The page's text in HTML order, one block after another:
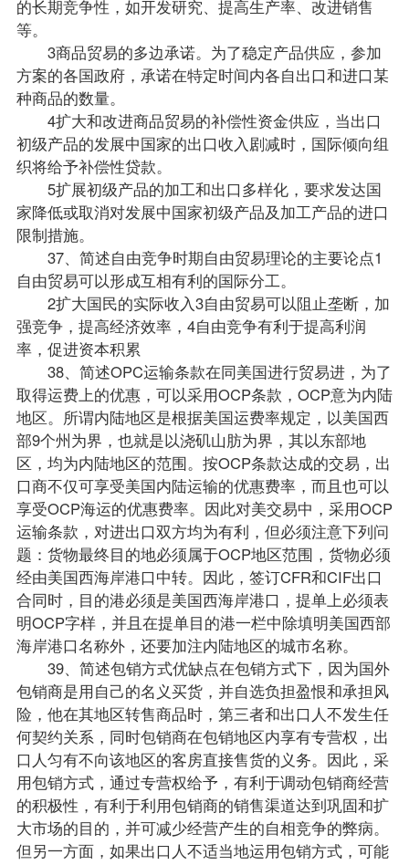
的长期竞争性，如开发研究、提高生产率、改进销售
等。
3商品贸易的多边承诺。为了稳定产品供应，参加
方案的各国政府，承诺在特定时间内各自出口和进口某
种商品的数量。
4扩大和改进商品贸易的补偿性资金供应，当出口
初级产品的发展中国家的出口收入剧减时，国际倾向组
织将给予补偿性贷款。
5扩展初级产品的加工和出口多样化，要求发达国
家降低或取消对发展中国家初级产品及加工产品的进口
限制措施。
37、简述自由竞争时期自由贸易理论的主要论点1
自由贸易可以形成互相有利的国际分工。
2扩大国民的实际收入3自由贸易可以阻止垄断，加
强竞争，提高经济效率，4自由竞争有利于提高利润
率，促进资本积累
38、简述OPC运输条款在同美国进行贸易进，为了
取得运费上的优惠，可以采用OCP条款，OCP意为内陆
地区。所谓内陆地区是根据美国运费率规定，以美国西
部9个州为界，也就是以浇矶山肪为界，其以东部地
区，均为内陆地区的范围。按OCP条款达成的交易，出
口商不仅可享受美国内陆运输的优惠费率，而且也可以
享受OCP海运的优惠费率。因此对美交易中，采用OCP
运输条款，对进出口双方均为有利，但必须注意下列问
题：货物最终目的地必须属于OCP地区范围，货物必须
经由美国西海岸港口中转。因此，签订CFR和CIF出口
合同时，目的港必须是美国西海岸港口，提单上必须表
明OCP字样，并且在提单目的港一栏中除填明美国西部
海岸港口名称外，还要加注内陆地区的城市名称。
39、简述包销方式优缺点在包销方式下，因为国外
包销商是用自己的名义买货，并自选负担盈恨和承担风
险，他在其地区转售商品时，第三者和出口人不发生任
何契约关系，同时包销商在包销地区内享有专营权，出
口人匀有不向该地区的客房直接售货的义务。因此，采
用包销方式，通过专营权给予，有利于调动包销商经营
的积极性，有利于利用包销商的销售渠道达到巩固和扩
大市场的目的，并可减少经营产生的自相竞争的弊病。
但另一方面，如果出口人不适当地运用包销方式，可能